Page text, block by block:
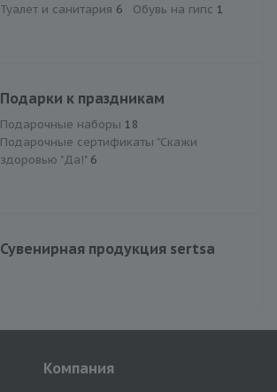
Туалет и санитария 6 Обувь на гипс 1
Подарки к праздникам
Подарочные наборы 18
Подарочные сертификаты "Скажи
здоровью "Да!" 6
Сувенирная продукция sertsa
Компания